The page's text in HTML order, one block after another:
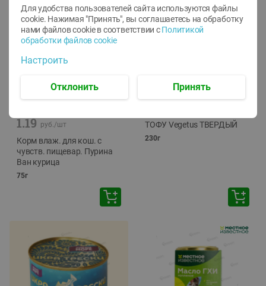
1.19 руб./шт
Корм влаж. для кош. с
чувств. пищевар. Пурина
Ван курица
75г
ТОФУ Vegetus ТВЕРДЫЙ
230г
Для удобства пользователей сайта используются файлы
cookie. Нажимая "Принять", вы соглашаетесь на обработку
нами файлов cookie в соответствии с Политикой
обработки файлов cookie
Настроить
Отклонить Принять